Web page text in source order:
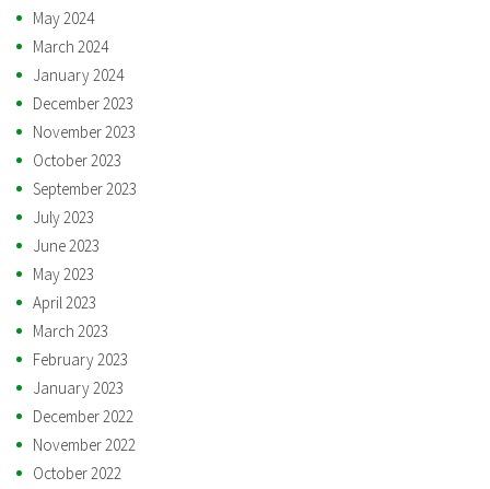
May 2024
March 2024
January 2024
December 2023
November 2023
October 2023
September 2023
July 2023
June 2023
May 2023
April 2023
March 2023
February 2023
January 2023
December 2022
November 2022
October 2022